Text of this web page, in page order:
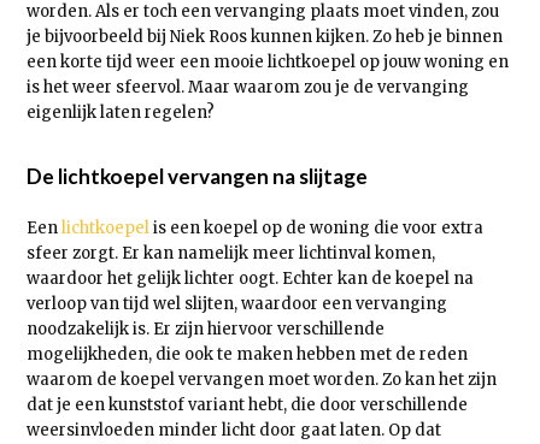
worden. Als er toch een vervanging plaats moet vinden, zou
je bijvoorbeeld bij Niek Roos kunnen kijken. Zo heb je binnen
een korte tijd weer een mooie lichtkoepel op jouw woning en
is het weer sfeervol. Maar waarom zou je de vervanging
eigenlijk laten regelen?
De lichtkoepel vervangen na slijtage
Eenlichtkoepelis een koepel op de woning die voor extra
sfeer zorgt. Er kan namelijk meer lichtinval komen,
waardoor het gelijk lichter oogt. Echter kan de koepel na
verloop van tijd wel slijten, waardoor een vervanging
noodzakelijk is. Er zijn hiervoor verschillende
mogelijkheden, die ook te maken hebben met de reden
waarom de koepel vervangen moet worden. Zo kan het zijn
dat je een kunststof variant hebt, die door verschillende
weersinvloeden minder licht door gaat laten. Op dat